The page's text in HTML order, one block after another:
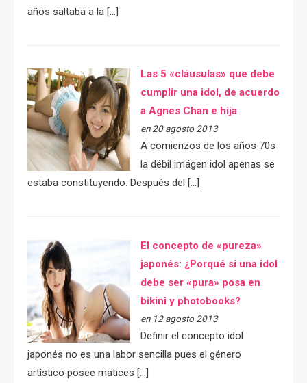
años saltaba a la […]
Las 5 «cláusulas» que debe
cumplir una idol, de acuerdo
a Agnes Chan e hija
en 20 agosto 2013
A comienzos de los años 70s
la débil imágen idol apenas se
estaba constituyendo. Después del […]
El concepto de «pureza»
japonés: ¿Porqué si una idol
debe ser «pura» posa en
bikini y photobooks?
en 12 agosto 2013
Definir el concepto idol
japonés no es una labor sencilla pues el género
artístico posee matices […]